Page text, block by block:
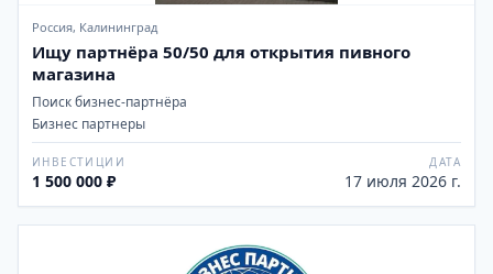
Россия, Калининград
Ищу партнёра 50/50 для открытия пивного
магазина
Поиск бизнес-партнёра
Бизнес партнеры
ИНВЕСТИЦИИ
1 500 000 ₽
ДАТА
17 июля 2026 г.